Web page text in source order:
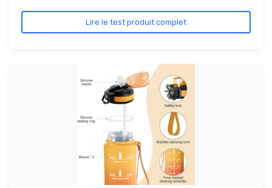
Lire le test produit complet